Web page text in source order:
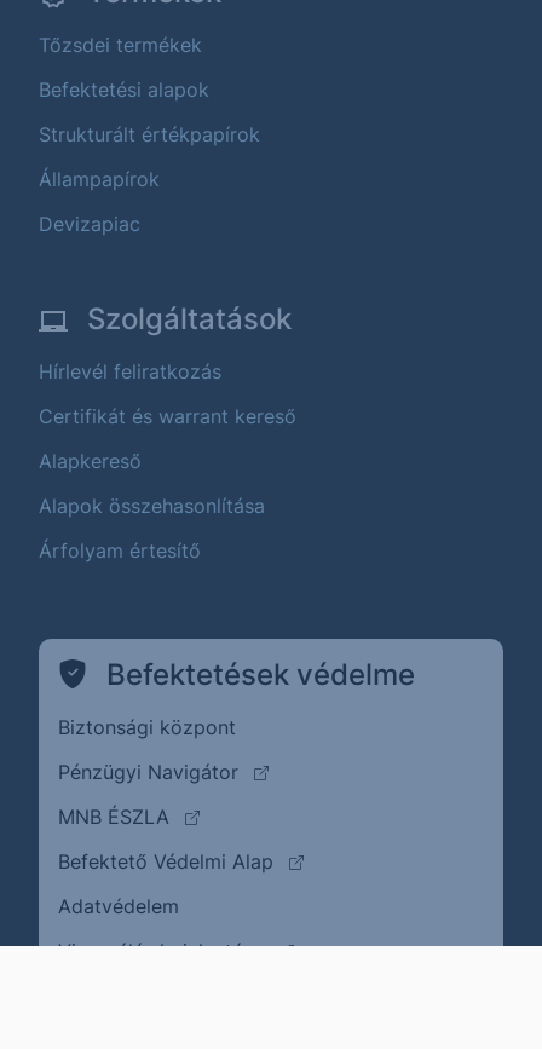
Tőzsdei termékek
Befektetési alapok
Strukturált értékpapírok
Állampapírok
Devizapiac
Szolgáltatások
Hírlevél feliratkozás
Certifikát és warrant kereső
Alapkereső
Alapok összehasonlítása
Árfolyam értesítő
Befektetések védelme
Biztonsági központ
Pénzügyi Navigátor
(külső oldalra ugrik)
MNB ÉSZLA
(külső oldalra ugrik)
Befektető Védelmi Alap
(külső oldalra ugrik)
Adatvédelem
Visszaélés bejelentése(külső oldalra ugrik)